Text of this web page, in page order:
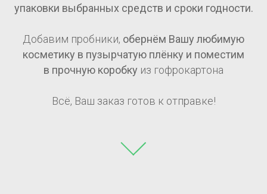
упаковки выбранных средств и сроки годности.
Добавим пробники, обернём Вашу любимую
косметику в пузырчатую плёнку и поместим
в прочную коробку из гофрокартона
Всё, Ваш заказ готов к отправке!